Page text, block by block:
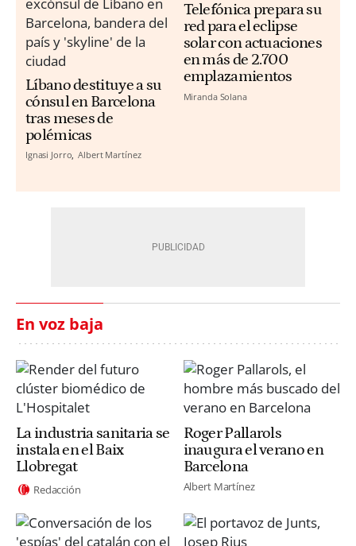
Líbano destituye a su
cónsul en Barcelona
tras meses de
polémicas
Ignasi Jorro Albert Martínez
Telefónica prepara su
red para el eclipse
solar con actuaciones
en más de 2.700
emplazamientos
Miranda Solana
En voz baja
La industria sanitaria se
instala en el Baix
Llobregat
Redacción
Roger Pallarols
inaugura el verano en
Barcelona
Albert Martínez